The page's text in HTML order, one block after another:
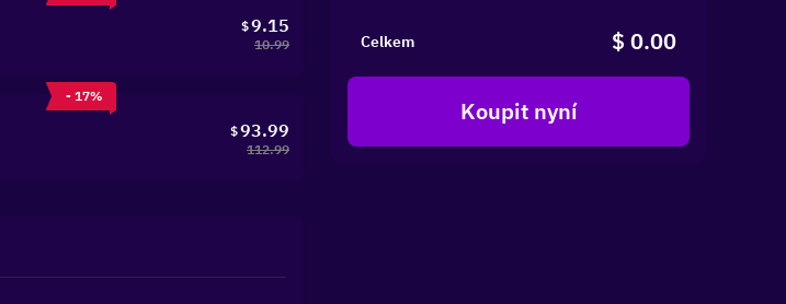
$9.15
10.99
- 17%
$93.99
112.99
Celkem $ 0.00
Koupit nyní